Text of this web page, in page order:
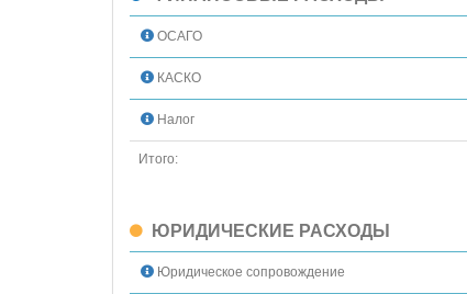
ОСАГО
КАСКО
Налог
Итого:
ЮРИДИЧЕСКИЕ РАСХОДЫ
Юридическое сопровождение